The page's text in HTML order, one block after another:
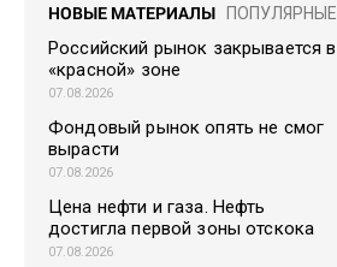
НОВЫЕ МАТЕРИАЛЫ ПОПУЛЯРНЫЕ
Российский рынок закрывается в
«красной» зоне
07.08.2026
Фондовый рынок опять не смог
вырасти
07.08.2026
Цена нефти и газа. Нефть
достигла первой зоны отскока
07.08.2026